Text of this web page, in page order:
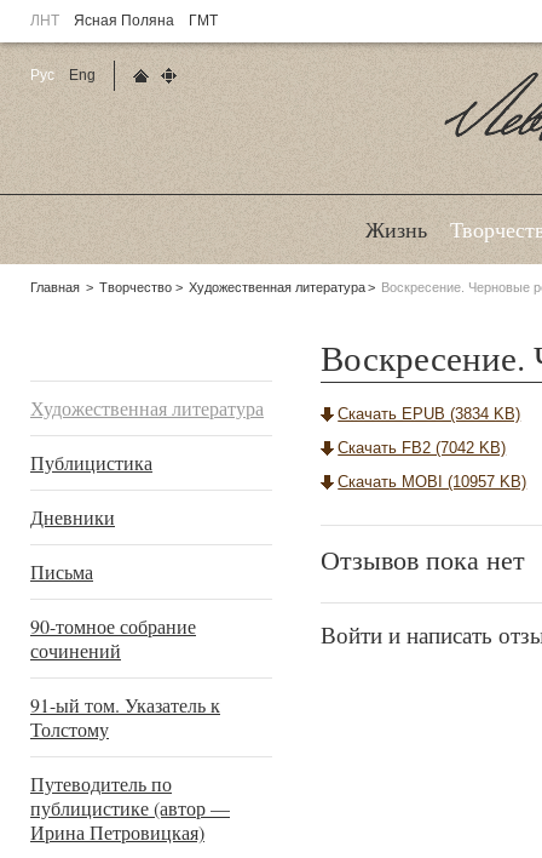
ЛНТ Ясная Поляна ГМТ
Жизнь
Родительские
Главная Творчество Художественная литература Воскресение. Черновые
Художественная литература
Публицистика
Дневники
Письма
90-томное собрание
сочинений
91-ый том. Указатель к
Толстому
Путеводитель по
публицистике (автор —
Ирина Петровицкая)
Воскресение.
Скачать EPUB (3834 KB)
Скачать FB2 (7042 KB)
Скачать MOBI (10957 KB)
Отзывов пока нет
Войти и написать
Рус
Eng